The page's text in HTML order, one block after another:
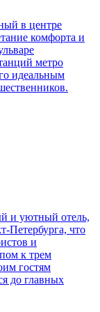
в центре
комфорта и
метро
идеальным
и уютный отель,
Петербурга, что
и
к трем
гостям
до главных